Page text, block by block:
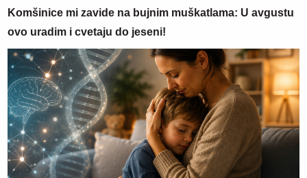
Komšinice mi zavide na bujnim muškatlama: U avgustu
ovo uradim i cvetaju do jeseni!